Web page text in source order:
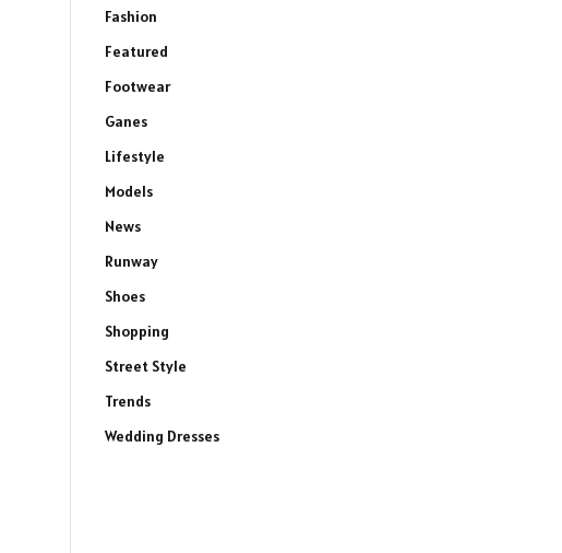
Fashion
Featured
Footwear
Ganes
Lifestyle
Models
News
Runway
Shoes
Shopping
Street Style
Trends
Wedding Dresses